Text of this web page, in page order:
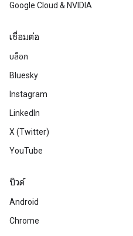
Google Cloud & NVIDIA
เชื่อมต่อ
บล็อก
Bluesky
Instagram
LinkedIn
X (Twitter)
YouTube
บิวด์
Android
Chrome